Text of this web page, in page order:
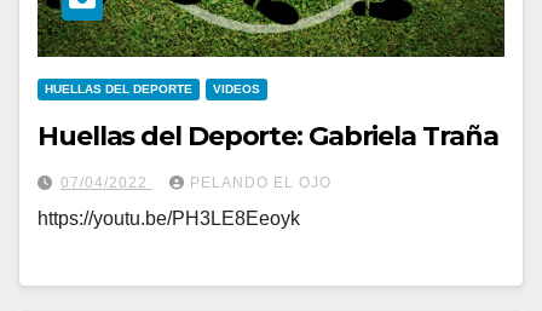
HUELLAS DEL DEPORTE VIDEOS
Huellas del Deporte: Gabriela Traña
07/04/2022 PELANDO EL OJO
https://youtu.be/PH3LE8Eeoyk